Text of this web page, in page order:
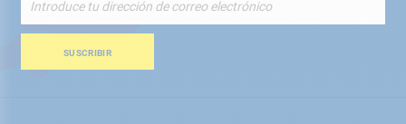
nuestro
de
SUSCRIBIR